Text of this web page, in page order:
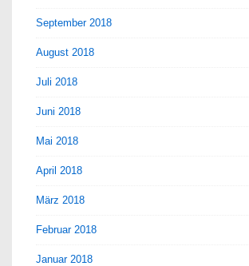
September 2018
August 2018
Juli 2018
Juni 2018
Mai 2018
April 2018
März 2018
Februar 2018
Januar 2018